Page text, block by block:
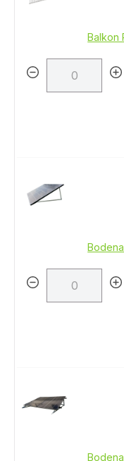
Balkon